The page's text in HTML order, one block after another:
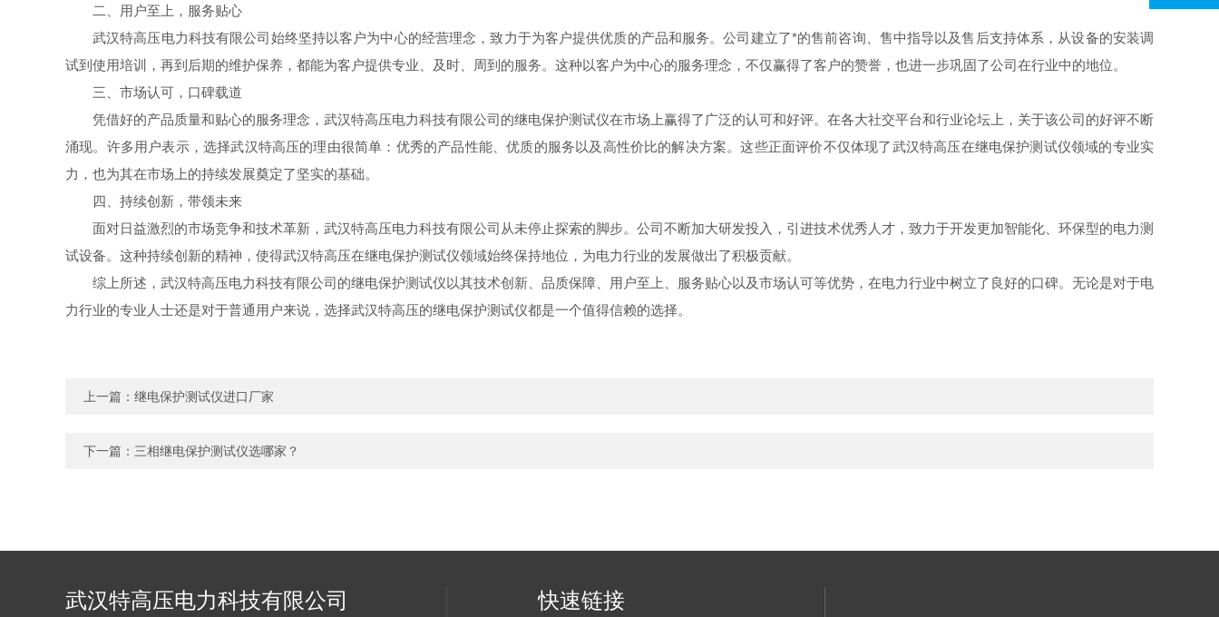
二、用户至上，服务贴心
武汉特高压电力科技有限公司始终坚持以客户为中心的经营理念，致力于为客户提供优质的产品和服务。公司建立了*的售前咨询、售中指导以及售后支持体系，从设备的安装调
试到使用培训，再到后期的维护保养，都能为客户提供专业、及时、周到的服务。这种以客户为中心的服务理念，不仅赢得了客户的赞誉，也进一步巩固了公司在行业中的地位。
三、市场认可，口碑载道
凭借好的产品质量和贴心的服务理念，武汉特高压电力科技有限公司的继电保护测试仪在市场上赢得了广泛的认可和好评。在各大社交平台和行业论坛上，关于该公司的好评不断
涌现。许多用户表示，选择武汉特高压的理由很简单： 优秀的产品性能、优质的服务以及高性价比的解决方案。这些正面评价不仅体现了武汉特高压在继电保护测试仪领域的专业实
力，也为其在市场上的持续发展奠定了坚实的基础。
四、持续创新，带领未来
面对日益激烈的市场竞争和技术革新，武汉特高压电力科技有限公司从未停止探索的脚步。公司不断加大研发投入，引进技术优秀人才，致力于开发更加智能化、环保型的电力测
试设备。这种持续创新的精神，使得武汉特高压在继电保护测试仪领域始终保持地位，为电力行业的发展做出了积极贡献。
综上所述，武汉特高压电力科技有限公司的继电保护测试仪以其技术创新、品质保障、用户至上、服务贴心以及市场认可等优势，在电力行业中树立了良好的口碑。无论是对于电
力行业的专业人士还是对于普通用户来说，选择武汉特高压的继电保护测试仪都是一个值得信赖的选择。
上一篇： 继电保护测试仪进口厂家
下一篇： 三相继电保护测试仪选哪家？
武汉特高压电力科技有限公司 快速链接